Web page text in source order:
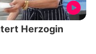
Herzogin